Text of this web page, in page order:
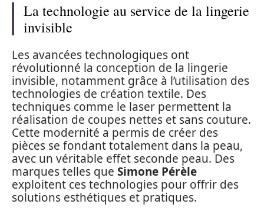
La technologie au service de la lingerie
invisible
Les avancées technologiques ont
révolutionné la conception de la lingerie
invisible, notamment grâce à l’utilisation des
technologies de création textile. Des
techniques comme le laser permettent la
réalisation de coupes nettes et sans couture.
Cette modernité a permis de créer des
pièces se fondant totalement dans la peau,
avec un véritable effet seconde peau. Des
marques telles que Simone Pérèle
exploitent ces technologies pour offrir des
solutions esthétiques et pratiques.